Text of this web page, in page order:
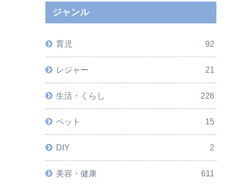
ジャンル
育児 92
レジャー 21
生活・くらし 226
ペット 15
DIY 2
美容・健康 611